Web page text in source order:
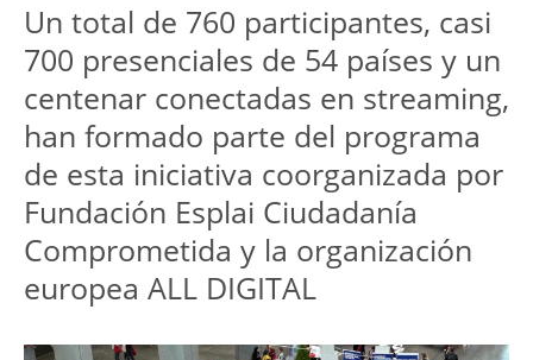
Un total de 760 participantes, casi
700 presenciales de 54 países y un
centenar conectadas en streaming,
han formado parte del programa
de esta iniciativa coorganizada por
Fundación Esplai Ciudadanía
Comprometida y la organización
europea ALL DIGITAL